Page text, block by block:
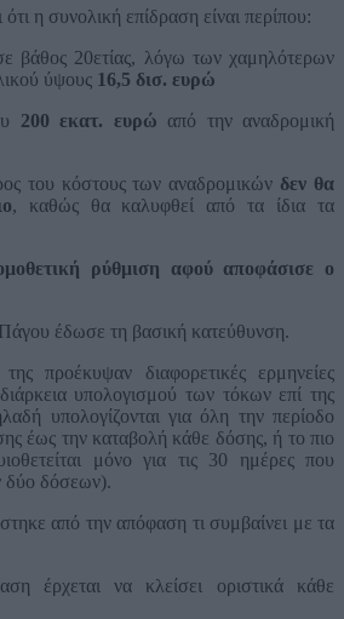
η συνολική επίδραση είναι περίπου:
βάθος 20ετίας, λόγω των χαμηλότερων
ύψους 16,5 δισ. ευρώ
200 εκατ. ευρώ από την αναδρομική
του κόστους των αναδρομικών δεν θα
, καθώς θα καλυφθεί από τα ίδια τα
ρύθμιση αφού αποφάσισε ο
έδωσε τη βασική κατεύθυνση.
προέκυψαν διαφορετικές ερμηνείες
υπολογισμού των τόκων επί της
υπολογίζονται για όλη την περίοδο
έως την καταβολή κάθε δόσης, ή το πιο
μόνο για τις 30 ημέρες που
δύο δόσεων).
από την απόφαση τι συμβαίνει με τα
έρχεται να κλείσει οριστικά κάθε